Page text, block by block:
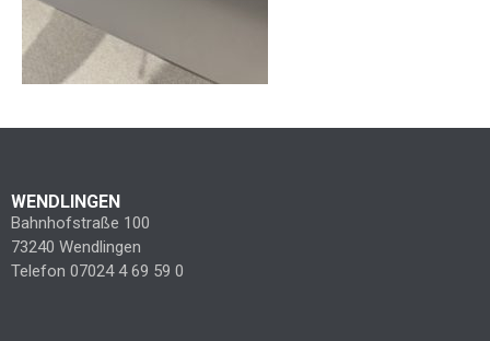
WENDLINGEN
Bahnhofstraße 100
73240 Wendlingen
Telefon 07024 4 69 59 0